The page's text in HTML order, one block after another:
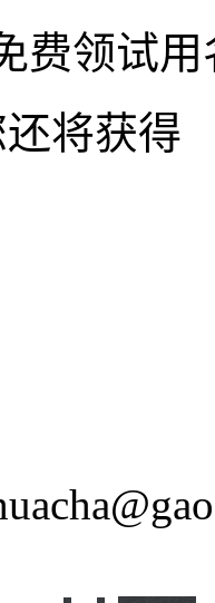
费领试用
将获得